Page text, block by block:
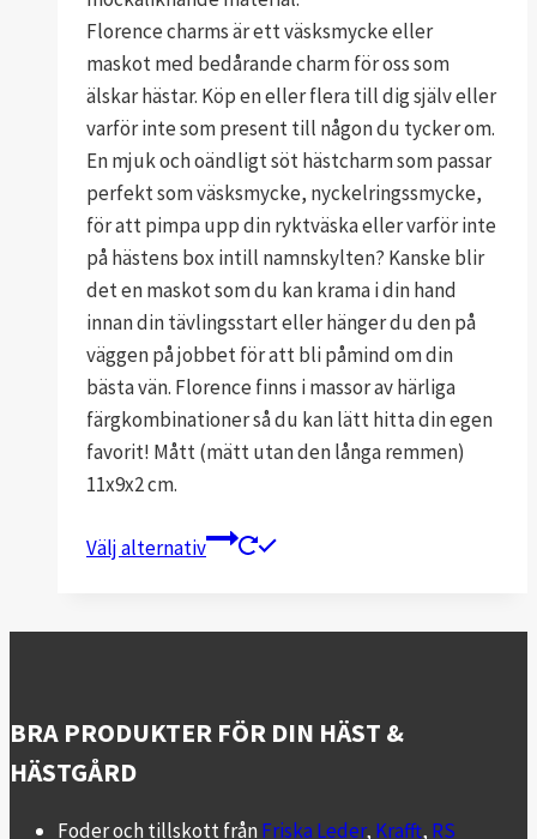
Florence charms är ett väsksmycke eller
maskot med bedårande charm för oss som
älskar hästar. Köp en eller flera till dig själv eller
varför inte som present till någon du tycker om.
En mjuk och oändligt söt hästcharm som passar
perfekt som väsksmycke, nyckelringssmycke,
för att pimpa upp din ryktväska eller varför inte
på hästens box intill namnskylten? Kanske blir
det en maskot som du kan krama i din hand
innan din tävlingsstart eller hänger du den på
väggen på jobbet för att bli påmind om din
bästa vän. Florence finns i massor av härliga
färgkombinationer så du kan lätt hitta din egen
favorit! Mått (mätt utan den långa remmen)
11x9x2 cm.
Välj alternativ
Den
har
De
kan
BRA PRODUKTER FÖR DIN HÄST &
HÄSTGÅRD
Foder och tillskott frånFriska Leder, Krafft, RS